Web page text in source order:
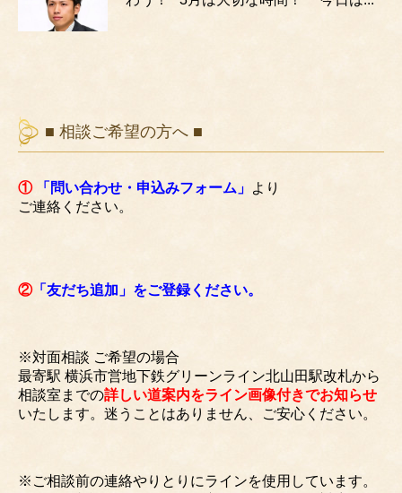
■ 相談ご希望の方へ ■
① 「問い合わせ・申込みフォーム」 より
ご連絡ください。
②「友だち追加」をご登録ください。
※対面相談 ご希望の場合
最寄駅 横浜市営地下鉄グリーンライン北山田駅改札から
相談室までの詳しい道案内をライン画像付きでお知らせ
いたします。迷うことはありません、ご安心ください。
※ご相談前の連絡やりとりにラインを使用しています。